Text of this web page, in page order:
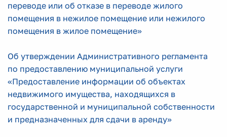
переводе или об отказе в переводе жилого
помещения в нежилое помещение или нежилого
помещения в жилое помещение»
Об утверждении Административного регламента
по предоставлению муниципальной услуги
«Предоставление информации об объектах
недвижимого имущества, находящихся в
государственной и муниципальной собственности
и предназначенных для сдачи в аренду»